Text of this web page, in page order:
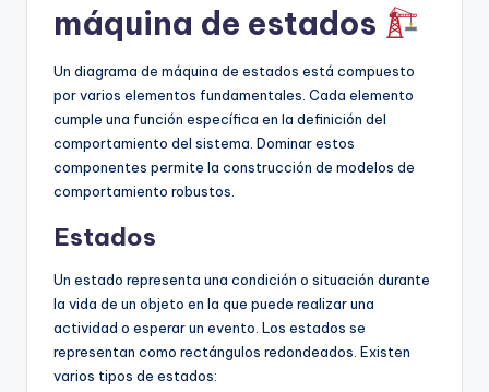
máquina de estados
Un diagrama de máquina de estados está compuesto
por varios elementos fundamentales. Cada elemento
cumple una función específica en la definición del
comportamiento del sistema. Dominar estos
componentes permite la construcción de modelos de
comportamiento robustos.
Estados
Un estado representa una condición o situación durante
la vida de un objeto en la que puede realizar una
actividad o esperar un evento. Los estados se
representan como rectángulos redondeados. Existen
varios tipos de estados: